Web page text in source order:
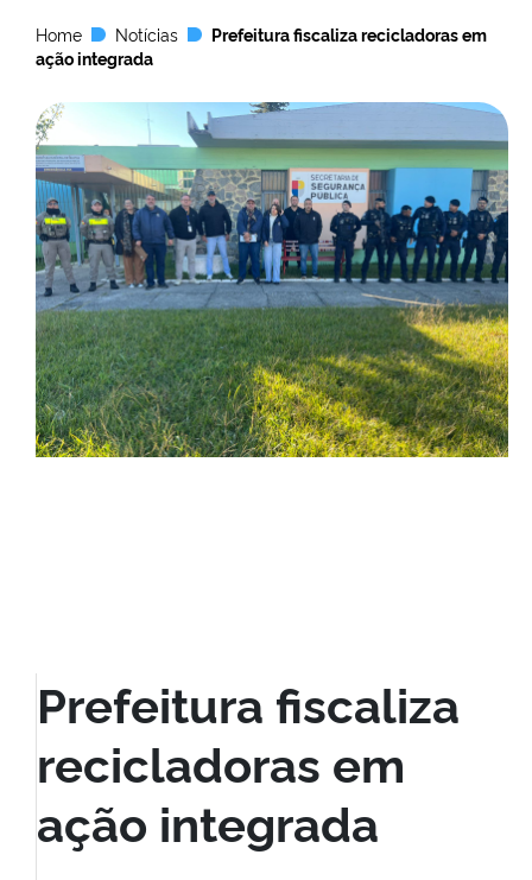
Home Notícias
Prefeitura fiscaliza recicladoras em
ação integrada
Prefeitura fiscaliza
recicladoras em
ação integrada